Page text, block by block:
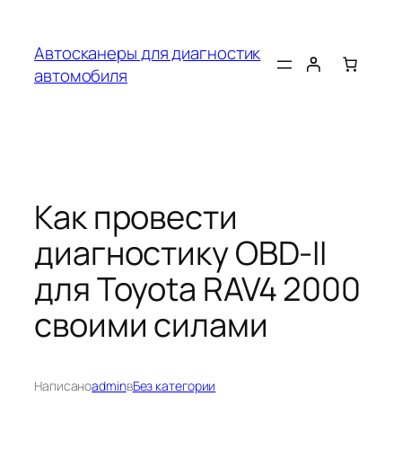
содержимому
Автосканеры для диагностик
автомобиля
Как провести
диагностику OBD-II
для Toyota RAV4 2000
своими силами
НаписаноadminвБез категории